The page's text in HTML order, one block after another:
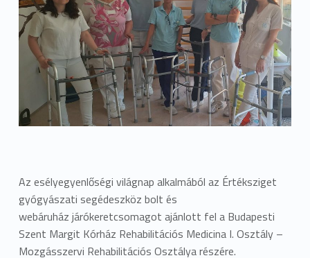
Az esélyegyenlőségi világnap alkalmából az Értéksziget
gyógyászati segédeszköz bolt és
webáruház járókeretcsomagot ajánlott fel a Budapesti
Szent Margit Kórház Rehabilitációs Medicina I. Osztály –
Mozgásszervi Rehabilitációs Osztálya részére.